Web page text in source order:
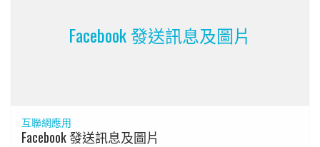
Facebook 發送訊息及圖片
互聯網應用
Facebook 發送訊息及圖片